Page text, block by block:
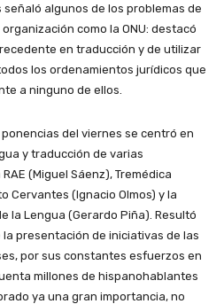
algunos de los problemas de
como la ONU: destacó
en traducción y de utilizar
los ordenamientos jurídicos que
a ninguno de ellos.
del viernes se centró en
y traducción de varias
(Miguel Sáenz), Tremédica
Cervantes (Ignacio Olmos) y la
la Lengua (Gerardo Piña). Resultó
presentación de iniciativas de las
por sus constantes esfuerzos en
millones de hispanohablantes
ya una gran importancia, no